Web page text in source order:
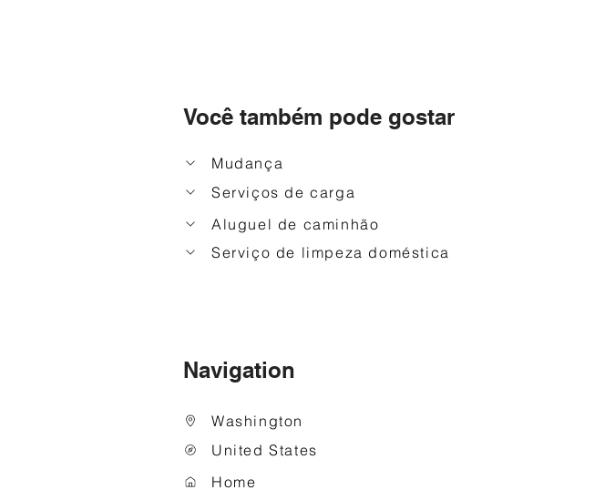
Você também pode gostar
Mudança
Serviços de carga
Aluguel de caminhão
Serviço de limpeza doméstica
Navigation
Washington
United States
Home